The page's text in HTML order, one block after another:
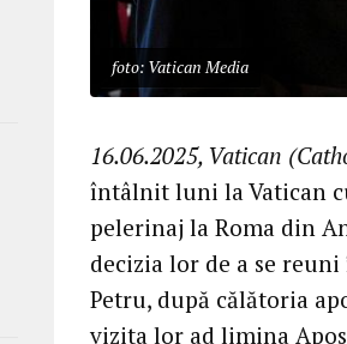
foto: Vatican Media
16.06.2025, Vatican
întâlnit luni la Vatican
pelerinaj la Roma din
decizia lor de a se
Petru, după călătoria
vizita lor ad limina